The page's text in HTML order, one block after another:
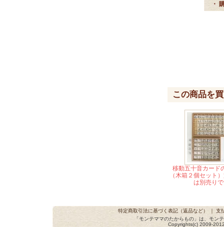
・
この商品を
移動五十音カード
（木箱２個セット
は別売り
特定商取引法に基づく表記（返品など） ｜ 支
「モンテママのたからもの」は、モン
Copyrights(c) 2009-